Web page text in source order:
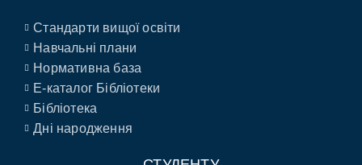
Стандарти вищої освіти
Навчальні плани
Нормативна база
E-каталог Бібліотеки
Бібліотека
Дні народження